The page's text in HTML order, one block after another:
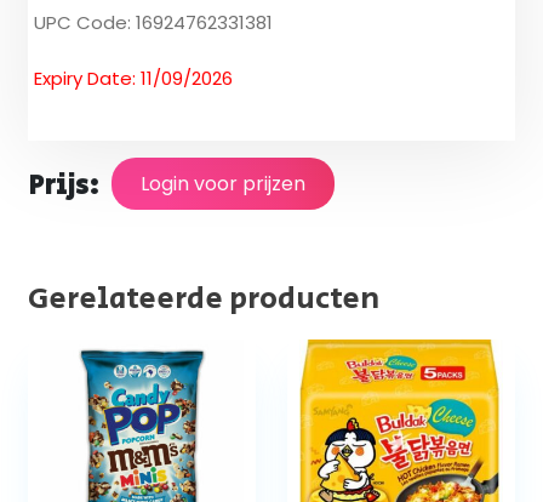
UPC Code: 16924762331381
Expiry Date: 11/09/2026
Prijs: Login voor prijzen
Gerelateerde producten